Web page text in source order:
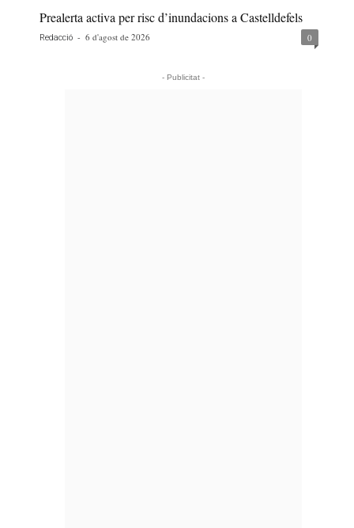
Prealerta activa per risc d’inundacions a Castelldefels
Redacció - 6 d'agost de 2026 0
- Publicitat -